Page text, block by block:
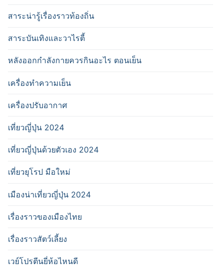
สาระน่ารู้เรื่องราวท้องถิ่น
สาระบันเทิงและวาไรตี้
หลังออกกําลังกายควรกินอะไร ตอนเย็น
เครื่องทำความเย็น
เครื่องปรับอากาศ
เที่ยวญี่ปุ่น 2024
เที่ยวญี่ปุ่นด้วยตัวเอง 2024
เที่ยวยุโรป มือใหม่
เมืองน่าเที่ยวญี่ปุ่น 2024
เรื่องราวของเมืองไทย
เรื่องราวสัตว์เลี้ยง
เวย์โปรตีนยี่ห้อไหนดี